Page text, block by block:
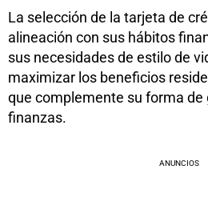
La selección de la tarjeta de
alineación con sus hábitos
sus necesidades de estilo de
maximizar los beneficios
que complemente su forma
finanzas.
ANUNCIOS